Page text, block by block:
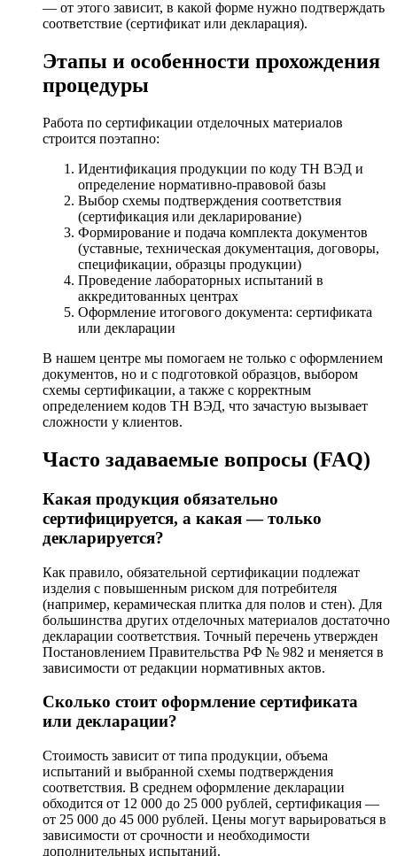
— от этого зависит, в какой форме нужно подтверждать
соответствие (сертификат или декларация).
Этапы и особенности прохождения
процедуры
Работа по сертификации отделочных материалов
строится поэтапно:
Идентификация продукции по коду ТН ВЭД и
определение нормативно-правовой базы
Выбор схемы подтверждения соответствия
(сертификация или декларирование)
Формирование и подача комплекта документов
(уставные, техническая документация, договоры,
спецификации, образцы продукции)
Проведение лабораторных испытаний в
аккредитованных центрах
Оформление итогового документа: сертификата
или декларации
В нашем центре мы помогаем не только с оформлением
документов, но и с подготовкой образцов, выбором
схемы сертификации, а также с корректным
определением кодов ТН ВЭД, что зачастую вызывает
сложности у клиентов.
Часто задаваемые вопросы (FAQ)
Какая продукция обязательно
сертифицируется, а какая — только
декларируется?
Как правило, обязательной сертификации подлежат
изделия с повышенным риском для потребителя
(например, керамическая плитка для полов и стен). Для
большинства других отделочных материалов достаточно
декларации соответствия. Точный перечень утвержден
Постановлением Правительства РФ № 982 и меняется в
зависимости от редакции нормативных актов.
Сколько стоит оформление сертификата
или декларации?
Стоимость зависит от типа продукции, объема
испытаний и выбранной схемы подтверждения
соответствия. В среднем оформление декларации
обходится от 12 000 до 25 000 рублей, сертификация —
от 25 000 до 45 000 рублей. Цены могут варьироваться в
зависимости от срочности и необходимости
дополнительных испытаний.